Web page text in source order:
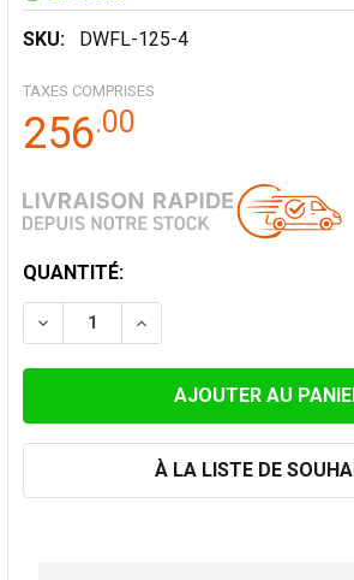
SKU: DWFL-125-4
TAXES COMPRISES
256.00
STOCK
ACTUEL:
QUANTITÉ:
DIMINUER LA QUANTITÉ DE
AUGMENTER LA
À LA LISTE DE